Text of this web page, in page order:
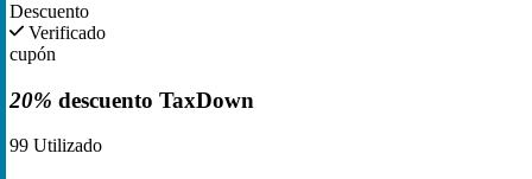
Descuento
Verificado
cupón
20% descuento TaxDown
99 Utilizado